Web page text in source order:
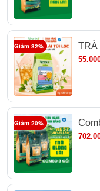
Giảm 32%
TRÀ
Giảm 20%